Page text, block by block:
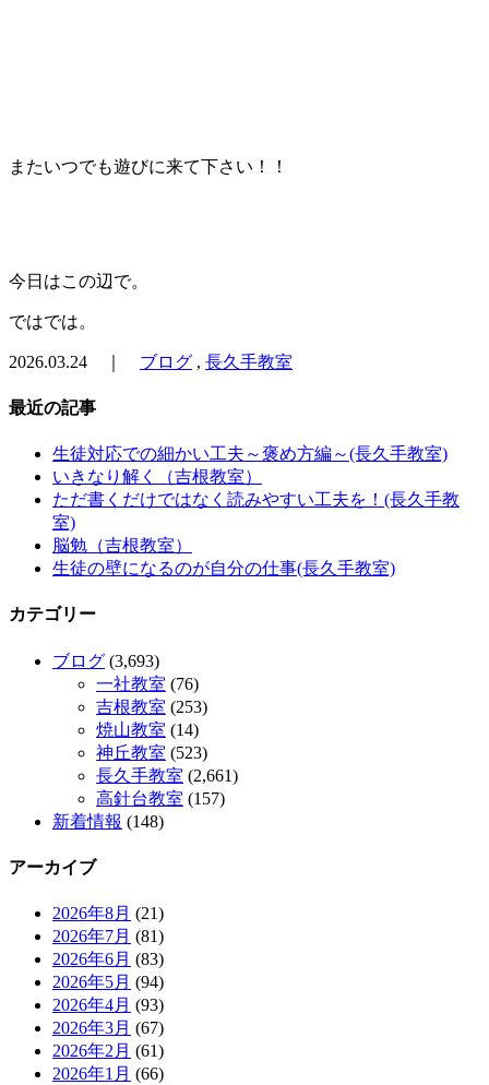
またいつでも遊びに来て下さい！！
今日はこの辺で。
ではでは。
2026.03.24 ｜ ブログ , 長久手教室
最近の記事
生徒対応での細かい工夫～褒め方編～(長久手教室)
いきなり解く（吉根教室）
ただ書くだけではなく読みやすい工夫を！(長久手教
室)
脳勉（吉根教室）
生徒の壁になるのが自分の仕事(長久手教室)
カテゴリー
ブログ (3,693)
一社教室 (76)
吉根教室 (253)
焼山教室 (14)
神丘教室 (523)
長久手教室 (2,661)
高針台教室 (157)
新着情報 (148)
アーカイブ
2026年8月 (21)
2026年7月 (81)
2026年6月 (83)
2026年5月 (94)
2026年4月 (93)
2026年3月 (67)
2026年2月 (61)
2026年1月 (66)